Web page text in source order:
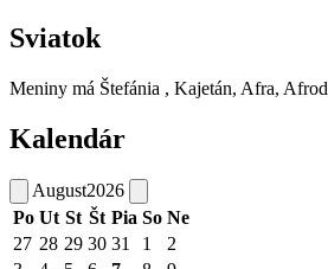
Sviatok
Meniny má Štefánia , Kajetán, Afra,
Kalendár
August2026
Po Ut St Št Pia So Ne
27 28 29 30 31 1
2